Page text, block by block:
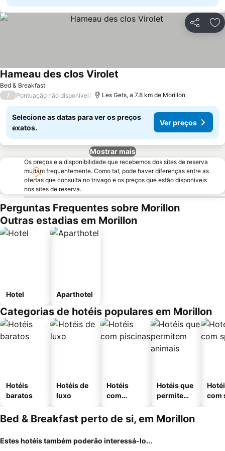
Partilhar
Bed & Breakfast
Hameau des clos Virolet
/ Pontuação não disponível Les Gets, a 7.8 km de Morillon
Selecione as datas para ver os preços
exatos.
Ver preços
Mostrar mais
Os preços e a disponibilidade que recebemos dos sites de reserva
mudam frequentemente. Como tal, pode haver diferenças entre as
ofertas que consulta no trivago e os preços que estão disponíveis
nos sites de reserva.
Perguntas Frequentes sobre Morillon
Outras estadias em Morillon
Hotel Aparthotel
Categorias de hotéis populares em Morillon
Hotéis
baratos
Hotéis de
luxo
Hotéis
com
Hotéis que
permitem
com
Bed & Breakfast perto de si, em Morillon
Estes hotéis também poderão interessá-lo...